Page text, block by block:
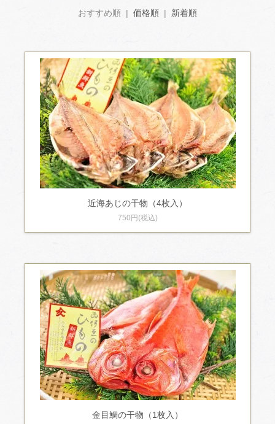
おすすめ順 | 価格順 | 新着順
近海あじの干物（4枚入）
750円(税込)
金目鯛の干物（1枚入）